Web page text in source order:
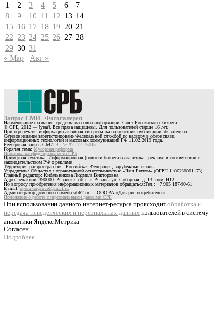
1
2 3 4 5 6
7
8
9 10 11 12 13 14
15 16 17 18 19 20 21
22
23 24 25 26 27 28
29 30 31
« Мар
Авг »
Запрос СМИ Фотогалерея
Наименование (название) средства массовой информации: Союз Российского Бизнеса
© СРБ, 2012 — [year]. Все права защищены. Для пользователей старше 16 лет.
При перепечатке информации активная гиперссылка на источник публикации обязательна
Сетевое издание зарегистрировано Федеральной службой по надзору в сфере связи,
информационных технологий и массовых коммуникаций РФ 11.02.2019 года.
Реестровая запись СМИ Эл № ФС 77-75045
Горячая тема: Мусорная реформа
Политика конфиденциальности СРБ
Примерная тематика: Информационная (новости бизнеса и аналитика), реклама в соответствии с
законодательством РФ о рекламе
Территория распространения: Российская Федерация, зарубежные страны
Учредитель: Общество с ограниченной ответственностью «Наш Регион» (ОГРН 1106230001173)
Главный редактор: Кибальникова Людмила Викторовна
Адрес редакции: 390000, Рязанская обл., г. Рязань, ул. Соборная, д. 13, пом. Н12
По вопросу приобретения информационных материалов обращаться:Тел.: +7 905 187-90-61
E-mail:opora-torgsovet@mail.ru
Администратор доменного имени srb62.ru — ООО РА «Доверие потребителей»
Положение о работе с персональными данными СРБ
При использовании данного интернет-ресурса происходит обработка и
передача поведенческих и персональных данных пользователей в систему
аналитики Яндекс.Метрика
Согласен
Подробнее…